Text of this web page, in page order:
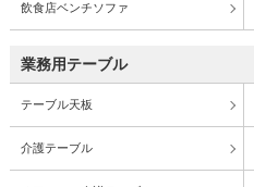
飲食店ベンチソファ
業務用テーブル
テーブル天板
介護テーブル